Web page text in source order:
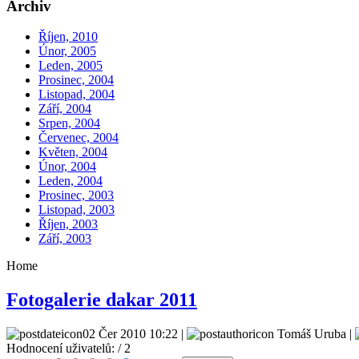
Archiv
Říjen, 2010
Únor, 2005
Leden, 2005
Prosinec, 2004
Listopad, 2004
Září, 2004
Srpen, 2004
Červenec, 2004
Květen, 2004
Únor, 2004
Leden, 2004
Prosinec, 2003
Listopad, 2003
Říjen, 2003
Září, 2003
Home
Fotogalerie dakar 2011
02 Čer 2010 10:22 |
Tomáš Uruba |
Hodnocení uživatelů: / 2